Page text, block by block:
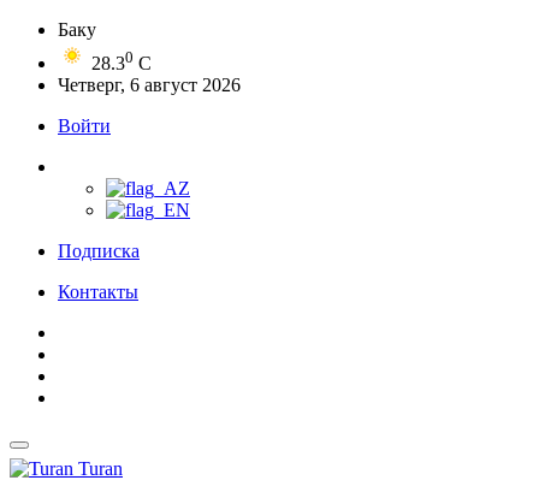
Баку
28.30 C
Четверг, 6 август 2026
Войти
Подписка
Контакты
Turan